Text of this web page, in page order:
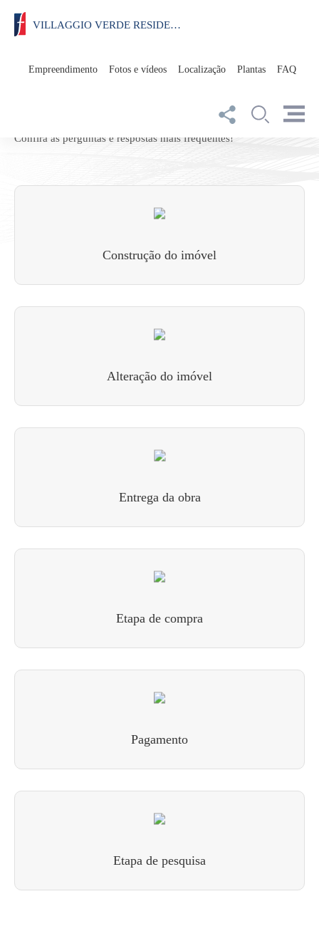
VILLAGGIO VERDE RESIDENZIALE
Empreendimento Fotos e vídeos Localização Plantas FAQ
Confira as perguntas e respostas mais frequentes!
Construção do imóvel
Alteração do imóvel
Entrega da obra
Etapa de compra
Pagamento
Etapa de pesquisa